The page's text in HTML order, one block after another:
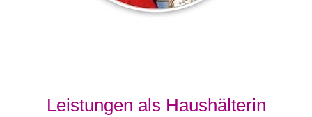
Leistungen als Haushälterin